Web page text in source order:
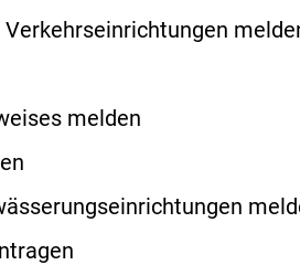
melden